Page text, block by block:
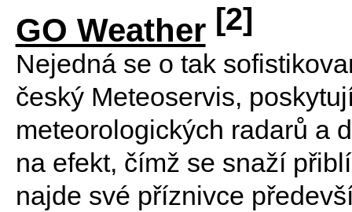
GO Weather [2]
Nejedná se o tak
český Meteoservis,
meteorologických radarů a
na efekt, čímž se snaží
najde své příznivce